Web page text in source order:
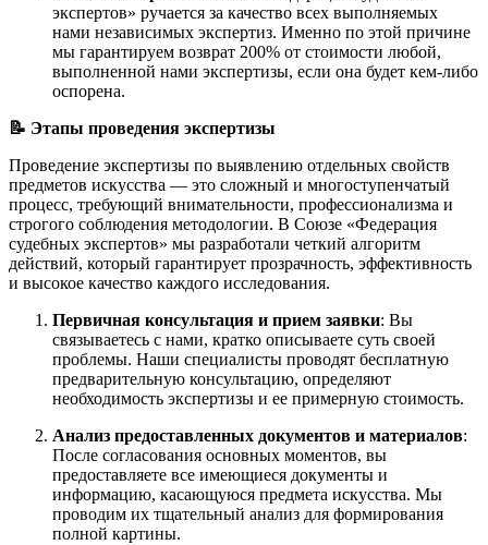
экспертов» ручается за качество всех выполняемых
нами независимых экспертиз. Именно по этой причине
мы гарантируем возврат 200% от стоимости любой,
выполненной нами экспертизы, если она будет кем-либо
оспорена.
📝 Этапы проведения экспертизы
Проведение экспертизы по выявлению отдельных свойств
предметов искусства — это сложный и многоступенчатый
процесс, требующий внимательности, профессионализма и
строгого соблюдения методологии. В Союзе «Федерация
судебных экспертов» мы разработали четкий алгоритм
действий, который гарантирует прозрачность, эффективность
и высокое качество каждого исследования.
Первичная консультация и прием заявки: Вы
связываетесь с нами, кратко описываете суть своей
проблемы. Наши специалисты проводят бесплатную
предварительную консультацию, определяют
необходимость экспертизы и ее примерную стоимость.
Анализ предоставленных документов и материалов:
После согласования основных моментов, вы
предоставляете все имеющиеся документы и
информацию, касающуюся предмета искусства. Мы
проводим их тщательный анализ для формирования
полной картины.